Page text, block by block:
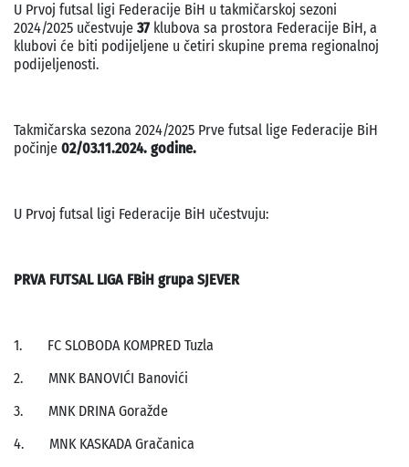
U Prvoj futsal ligi Federacije BiH u takmičarskoj sezoni
2024/2025 učestvuje 37 klubova sa prostora Federacije BiH, a
klubovi će biti podijeljene u četiri skupine prema regionalnoj
podijeljenosti.
Takmičarska sezona 2024/2025 Prve futsal lige Federacije BiH
počinje 02/03.11.2024. godine.
U Prvoj futsal ligi Federacije BiH učestvuju:
PRVA FUTSAL LIGA FBiH grupa SJEVER
1. FC SLOBODA KOMPRED Tuzla
2. MNK BANOVIĆI Banovići
3. MNK DRINA Goražde
4. MNK KASKADA Gračanica